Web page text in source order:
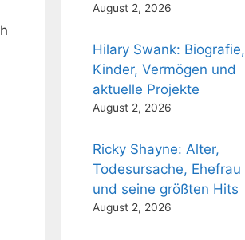
August 2, 2026
Hilary Swank: Biografie,
Kinder, Vermögen und
aktuelle Projekte
August 2, 2026
Ricky Shayne: Alter,
Todesursache, Ehefrau
und seine größten Hits
August 2, 2026